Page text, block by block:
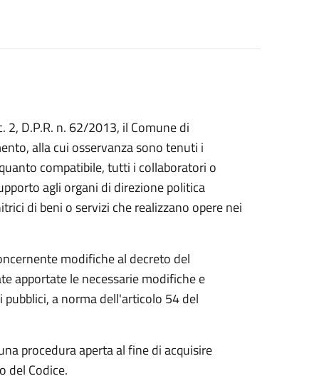
2, D.P.R. n. 62/2013, il Comune di
alla cui osservanza sono tenuti i
compatibile, tutti i collaboratori o
agli organi di direzione politica
di beni o servizi che realizzano opere nei
modifiche al decreto del
apportate le necessarie modifiche e
a norma dell'articolo 54 del
procedura aperta al fine di acquisire
del Codice.